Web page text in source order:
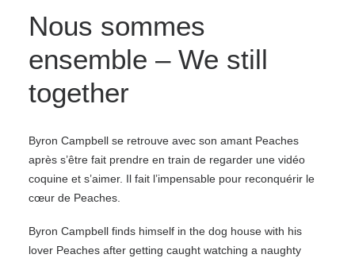
Nous sommes
ensemble – We still
together
Byron Campbell se retrouve avec son amant Peaches
après s’être fait prendre en train de regarder une vidéo
coquine et s’aimer. Il fait l’impensable pour reconquérir le
cœur de Peaches.
Byron Campbell finds himself in the dog house with his
lover Peaches after getting caught watching a naughty